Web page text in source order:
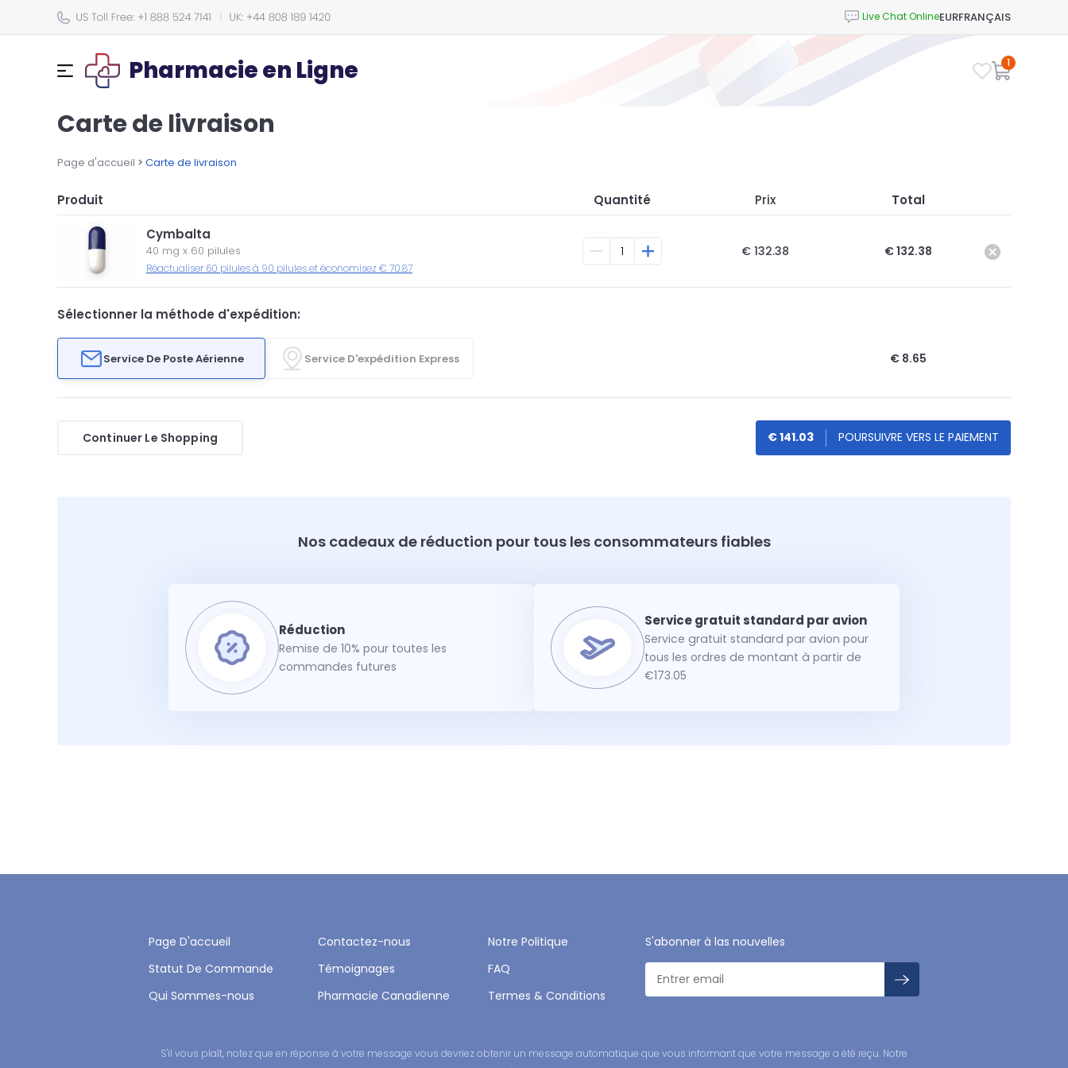
EURFRANÇAIS
Pharmacie en Ligne 1
Carte de livraison
Page d'accueil > Carte de livraison
Produit Quantité Prix Total
Cymbalta
40 mg x 60 pilules
Réactualiser 60 pilules à 90 pilules et économisez € 70.87
€ 132.38 € 132.38
Sélectionner la méthode d'expédition:
Service De Poste Aérienne Service D'expédition Express € 8.65
Continuer Le Shopping € 141.03
Nos cadeaux de réduction pour tous les consommateurs fiables
Remise de 10% pour toutes les
commandes futures
Service gratuit standard par avion pour
tous les ordres de montant à partir de
€173.05
Page D'accueil Contactez-nous
Notre Politique
Statut De Commande
Témoignages
FAQ
Qui Sommes-nous
Pharmacie Canadienne Termes & Conditions
S'abonner à las nouvelles
S'il vous plaît, notez que en réponse à votre message vous devriez obtenir un message automatique que vous informant que votre message a été reçu. Notre